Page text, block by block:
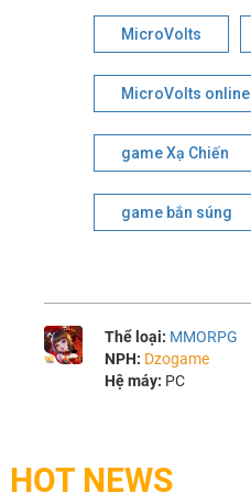
MicroVolts
MicroVolts online
game Xạ Chiến
game bắn súng
Thể loại: MMORPG
NPH: Dzogame
Hệ máy: PC
HOT NEWS